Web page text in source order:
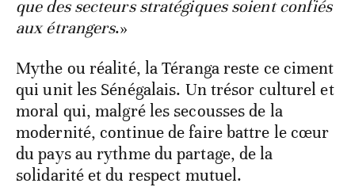
que des secteurs stratégiques soient confiés
aux étrangers.»
Mythe ou réalité, la Téranga reste ce ciment
qui unit les Sénégalais. Un trésor culturel et
moral qui, malgré les secousses de la
modernité, continue de faire battre le cœur
du pays au rythme du partage, de la
solidarité et du respect mutuel.